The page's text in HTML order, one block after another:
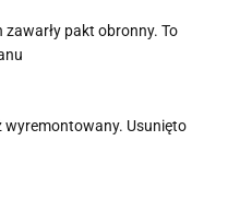
pakt obronny. To
wyremontowany. Usunięto